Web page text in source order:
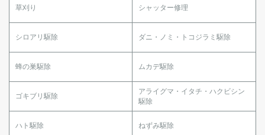
草刈り シャッター修理
シロアリ駆除 ダニ・ノミ・トコジラミ駆除
蜂の巣駆除 ムカデ駆除
ゴキブリ駆除
アライグマ・イタチ・ハクビシン
駆除
ハト駆除 ねずみ駆除